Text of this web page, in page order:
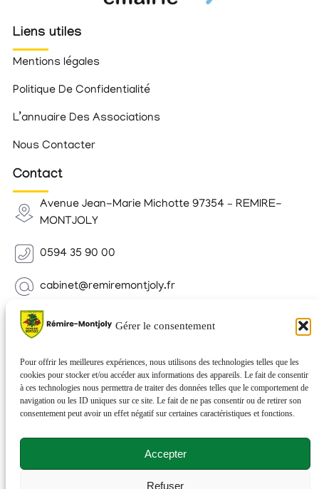
Gérer le consentement
Pour offrir les meilleures expériences, nous utilisons des technologies telles que les
cookies pour stocker et/ou accéder aux informations des appareils. Le fait de consentir
à ces technologies nous permettra de traiter des données telles que le comportement de
navigation ou les ID uniques sur ce site. Le fait de ne pas consentir ou de retirer son
consentement peut avoir un effet négatif sur certaines caractéristiques et fonctions.
Accepter
Refuser
Liens utiles
Mentions légales
Politique De Confidentialité
L’annuaire Des Associations
Nous Contacter
Contact
Avenue Jean-Marie Michotte 97354 – REMIRE-
MONTJOLY
0594 35 90 00
cabinet@remiremontjoly.fr
Newsletter
nouvelles de votre commune.